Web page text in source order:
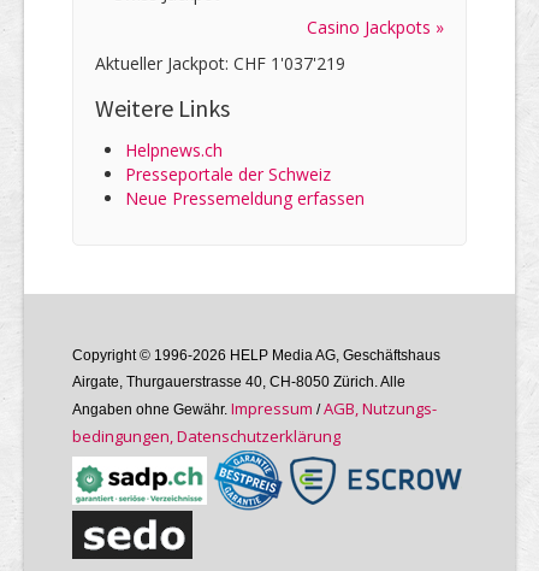
Casino Jackpots »
Aktueller Jackpot: CHF 1'037'219
Weitere Links
Helpnews.ch
Presseportale der Schweiz
Neue Pressemeldung erfassen
Copyright © 1996-2026 HELP Media AG, Geschäftshaus
Airgate, Thurgauer­strasse 40, CH-8050 Zürich. Alle
Angaben ohne Gewähr. Im­pres­sum /AGB, Nutzungs­
bedin­gungen, Daten­schutz­er­klärung